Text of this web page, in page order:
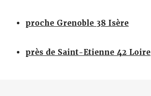
proche Grenoble 38 Isère
près de Saint-Etienne 42 Loire